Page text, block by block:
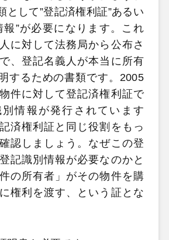
として”登記済権利証”あるい
報”が必要になります。これ
に対して法務局から公布さ
、登記名義人が本当に所有
するための書類です。2005
件に対して登記済権利証で
情報が発行されています
済権利証と同じ役割をもっ
認しましょう。なぜこの登
記識別情報が必要なのかと
の所有者」がその物件を購
権利を渡す、という証とな